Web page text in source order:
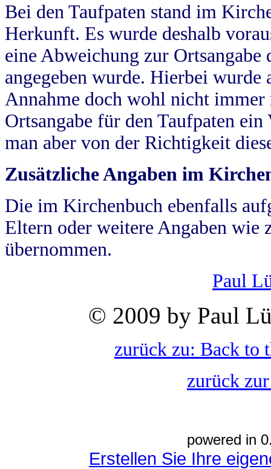
Bei den Taufpaten stand im
Herkunft. Es wurde deshalb
eine Abweichung zur
angegeben wurde. Hierbei wurde
Annahme doch wohl nicht
Ortsangabe für den Taufpaten
man aber von der Richtigkeit
Zusätzliche Angaben im
Die im Kirchenbuch ebenfalls
Eltern oder weitere Angaben wie
übernommen.
Paul
© 2009 by Paul
zurück zu: Back to
zurück
powered in
Erstellen Sie Ihre